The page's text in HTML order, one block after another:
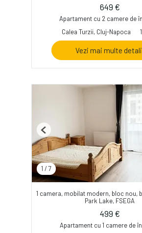
649 €
Apartament cu 2 camere de
Calea Turzii, Cluj-Napoca
Vezi mai multe
1 / 7
Previous
1 camera, mobilat modern, bloc nou,
Park Lake, FSEGA
499 €
Apartament cu 1 camere de